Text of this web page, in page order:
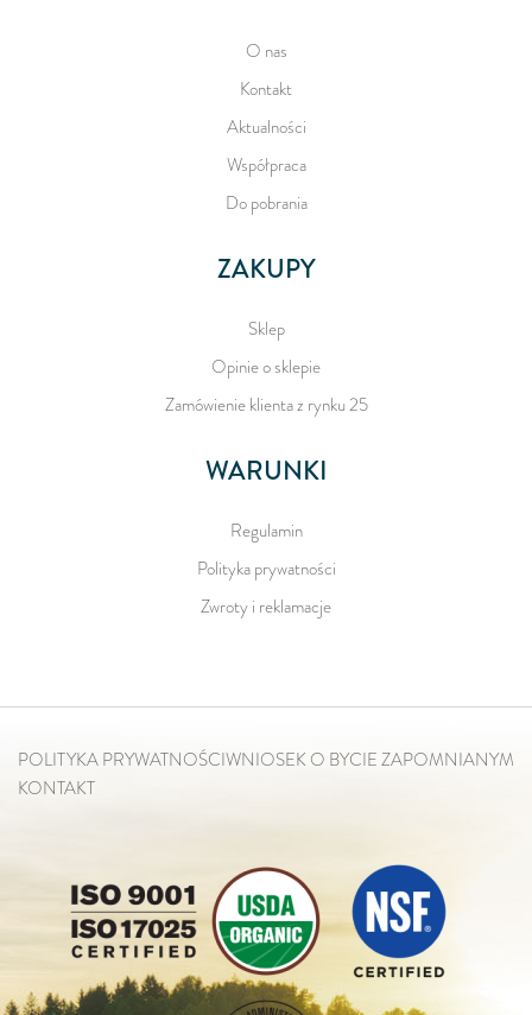
O nas
Kontakt
Aktualności
Współpraca
Do pobrania
ZAKUPY
Sklep
Opinie o sklepie
Zamówienie klienta z rynku 25
WARUNKI
Regulamin
Polityka prywatności
Zwroty i reklamacje
POLITYKA PRYWATNOŚCIWNIOSEK O BYCIE ZAPOMNIANYM
KONTAKT